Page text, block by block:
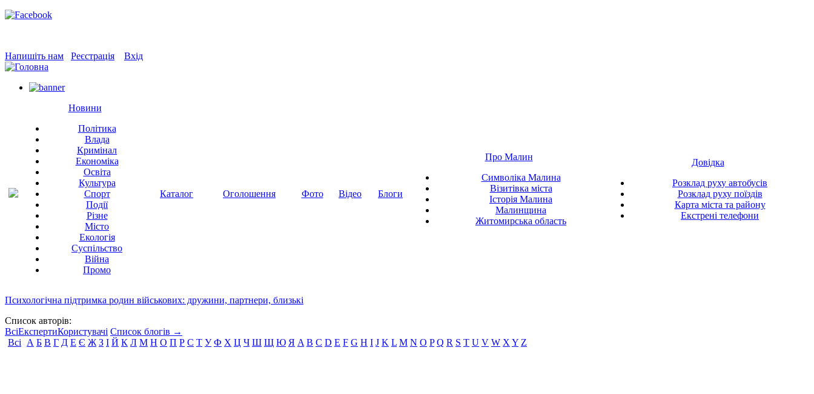
Напишіть нам Реєстрація Вхід
Новини
Політика
Влада
Кримінал
Економіка
Освіта
Культура
Спорт
Події
Різне
Місто
Екологія
Суспільство
Війна
Промо
Каталог Оголошення Фото Відео Блоги
Про Малин
Символіка Малина
Візитівка міста
Історія Малина
Малинщина
Житомирська область
Довідка
Розклад руху автобусів
Розклад руху поїздів
Карта міста та району
Екстрені телефони
Психологічна підтримка родин військових: дружини, партнери, близькі
Список авторів:
ВсіЕкспертиКористувачі Список блогів →
Всі
А Б В Г Д Е Є Ж З І Й К Л М Н О П Р С Т У Ф Х Ц Ч Ш Щ Ю Я A B C D E F G H I J K L M N O P Q R S T U V W X Y Z